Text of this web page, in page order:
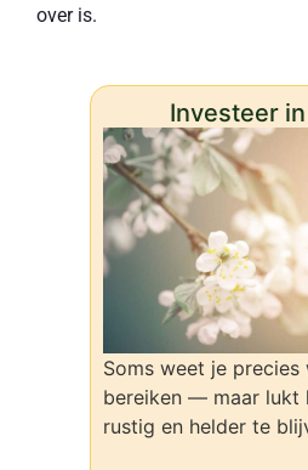
over is.
Investeer
Soms weet je
bereiken — maar lukt
rustig en helder te